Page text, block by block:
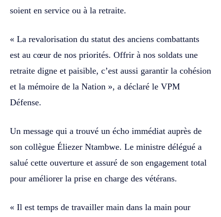
soient en service ou à la retraite.
« La revalorisation du statut des anciens combattants
est au cœur de nos priorités. Offrir à nos soldats une
retraite digne et paisible, c’est aussi garantir la cohésion
et la mémoire de la Nation », a déclaré le VPM
Défense.
Un message qui a trouvé un écho immédiat auprès de
son collègue Éliezer Ntambwe. Le ministre délégué a
salué cette ouverture et assuré de son engagement total
pour améliorer la prise en charge des vétérans.
« Il est temps de travailler main dans la main pour